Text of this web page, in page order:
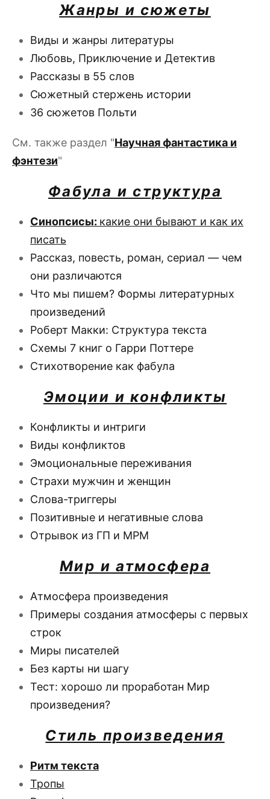
Жанры и сюжеты
Виды и жанры литературы
Любовь, Приключение и Детектив
Рассказы в 55 слов
Сюжетный стержень истории
36 сюжетов Польти
См. также раздел "Научная фантастика и
фэнтези"
Фабула и структура
Синопсисы: какие они бывают и как их
писать
Рассказ, повесть, роман, сериал — чем
они различаются
Что мы пишем? Формы литературных
произведений
Роберт Макки: Структура текста
Схемы 7 книг о Гарри Поттере
Стихотворение как фабула
Эмоции и конфликты
Конфликты и интриги
Виды конфликтов
Эмоциональные переживания
Страхи мужчин и женщин
Слова-триггеры
Позитивные и негативные слова
Отрывок из ГП и МРМ
Мир и атмосфера
Атмосфера произведения
Примеры создания атмосферы с первых
строк
Миры писателей
Без карты ни шагу
Тест: хорошо ли проработан Мир
произведения?
Стиль произведения
Ритм текста
Тропы